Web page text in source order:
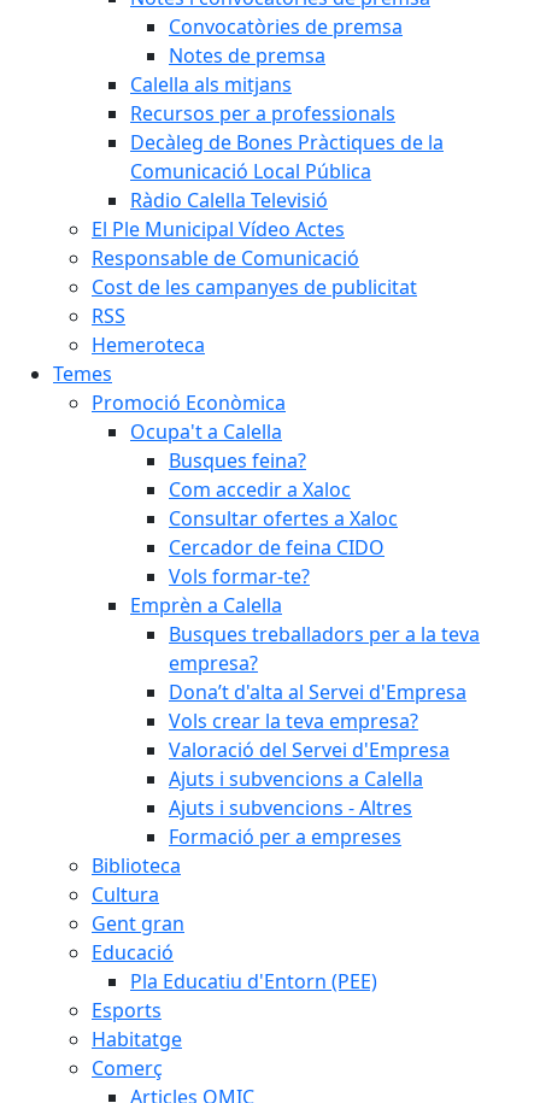
Convocatòries de premsa
Notes de premsa
Calella als mitjans
Recursos per a professionals
Decàleg de Bones Pràctiques de la
Comunicació Local Pública
Ràdio Calella Televisió
El Ple Municipal Vídeo Actes
Responsable de Comunicació
Cost de les campanyes de publicitat
RSS
Hemeroteca
Temes
Promoció Econòmica
Ocupa't a Calella
Busques feina?
Com accedir a Xaloc
Consultar ofertes a Xaloc
Cercador de feina CIDO
Vols formar-te?
Emprèn a Calella
Busques treballadors per a la teva
empresa?
Dona’t d'alta al Servei d'Empresa
Vols crear la teva empresa?
Valoració del Servei d'Empresa
Ajuts i subvencions a Calella
Ajuts i subvencions - Altres
Formació per a empreses
Biblioteca
Cultura
Gent gran
Educació
Pla Educatiu d'Entorn (PEE)
Esports
Habitatge
Comerç
Articles OMIC